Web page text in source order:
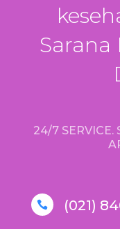
24/7 SERVICE.
 (021)